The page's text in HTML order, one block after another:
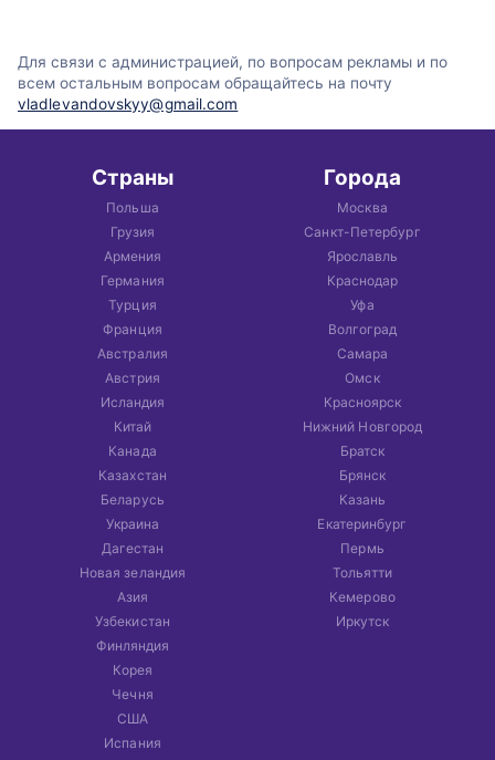
Для связи с администрацией, по вопросам рекламы и по
всем остальным вопросам обращайтесь на почту
vladlevandovskyy@gmail.com
Страны
Польша
Грузия
Армения
Германия
Турция
Франция
Австралия
Австрия
Исландия
Китай
Канада
Казахстан
Беларусь
Украина
Дагестан
Новая зеландия
Азия
Узбекистан
Финляндия
Корея
Чечня
США
Испания
Города
Москва
Санкт-Петербург
Ярославль
Краснодар
Уфа
Волгоград
Самара
Омск
Красноярск
Нижний Новгород
Братск
Брянск
Казань
Екатеринбург
Пермь
Тольятти
Кемерово
Иркутск